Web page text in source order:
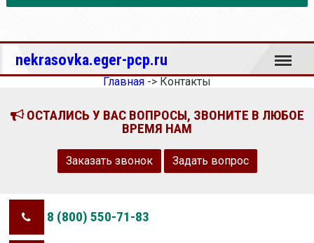
nekrasovka.eger-pcp.ru Меню
Главная -> Контакты
ОСТАЛИСЬ У ВАС ВОПРОСЫ, ЗВОНИТЕ В ЛЮБОЕ
ВРЕМЯ НАМ
Заказать звонок Задать вопрос
8 (800) 550-71-83